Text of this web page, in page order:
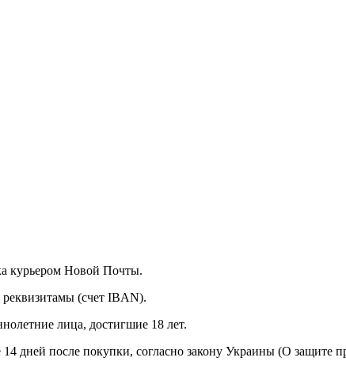
курьером Новой Почты.
(счет IBAN).
лица, достигшие 18 лет.
14 дней после покупки, согласно закону Украины (О защите